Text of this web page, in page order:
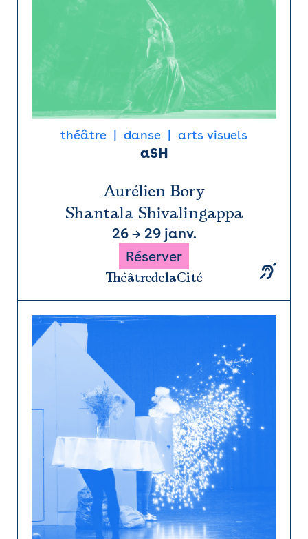
théâtre danse arts visuels
aSH
Aurélien Bory
Shantala Shivalingappa
26→ 29 janv.
Réserver
ThéâtredelaCité